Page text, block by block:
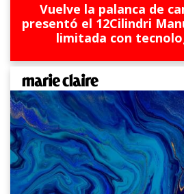
Vuelve la palanca de
presentó el 12Cilindri
limitada con